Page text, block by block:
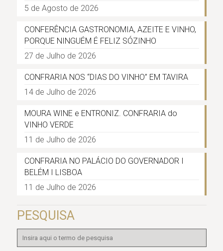
5 de Agosto de 2026
CONFERÊNCIA GASTRONOMIA, AZEITE E VINHO,
PORQUE NINGUÉM É FELIZ SÓZINHO
27 de Julho de 2026
CONFRARIA NOS “DIAS DO VINHO” EM TAVIRA
14 de Julho de 2026
MOURA WINE e ENTRONIZ. CONFRARIA do
VINHO VERDE
11 de Julho de 2026
CONFRARIA NO PALÁCIO DO GOVERNADOR I
BELÉM I LISBOA
11 de Julho de 2026
PESQUISA